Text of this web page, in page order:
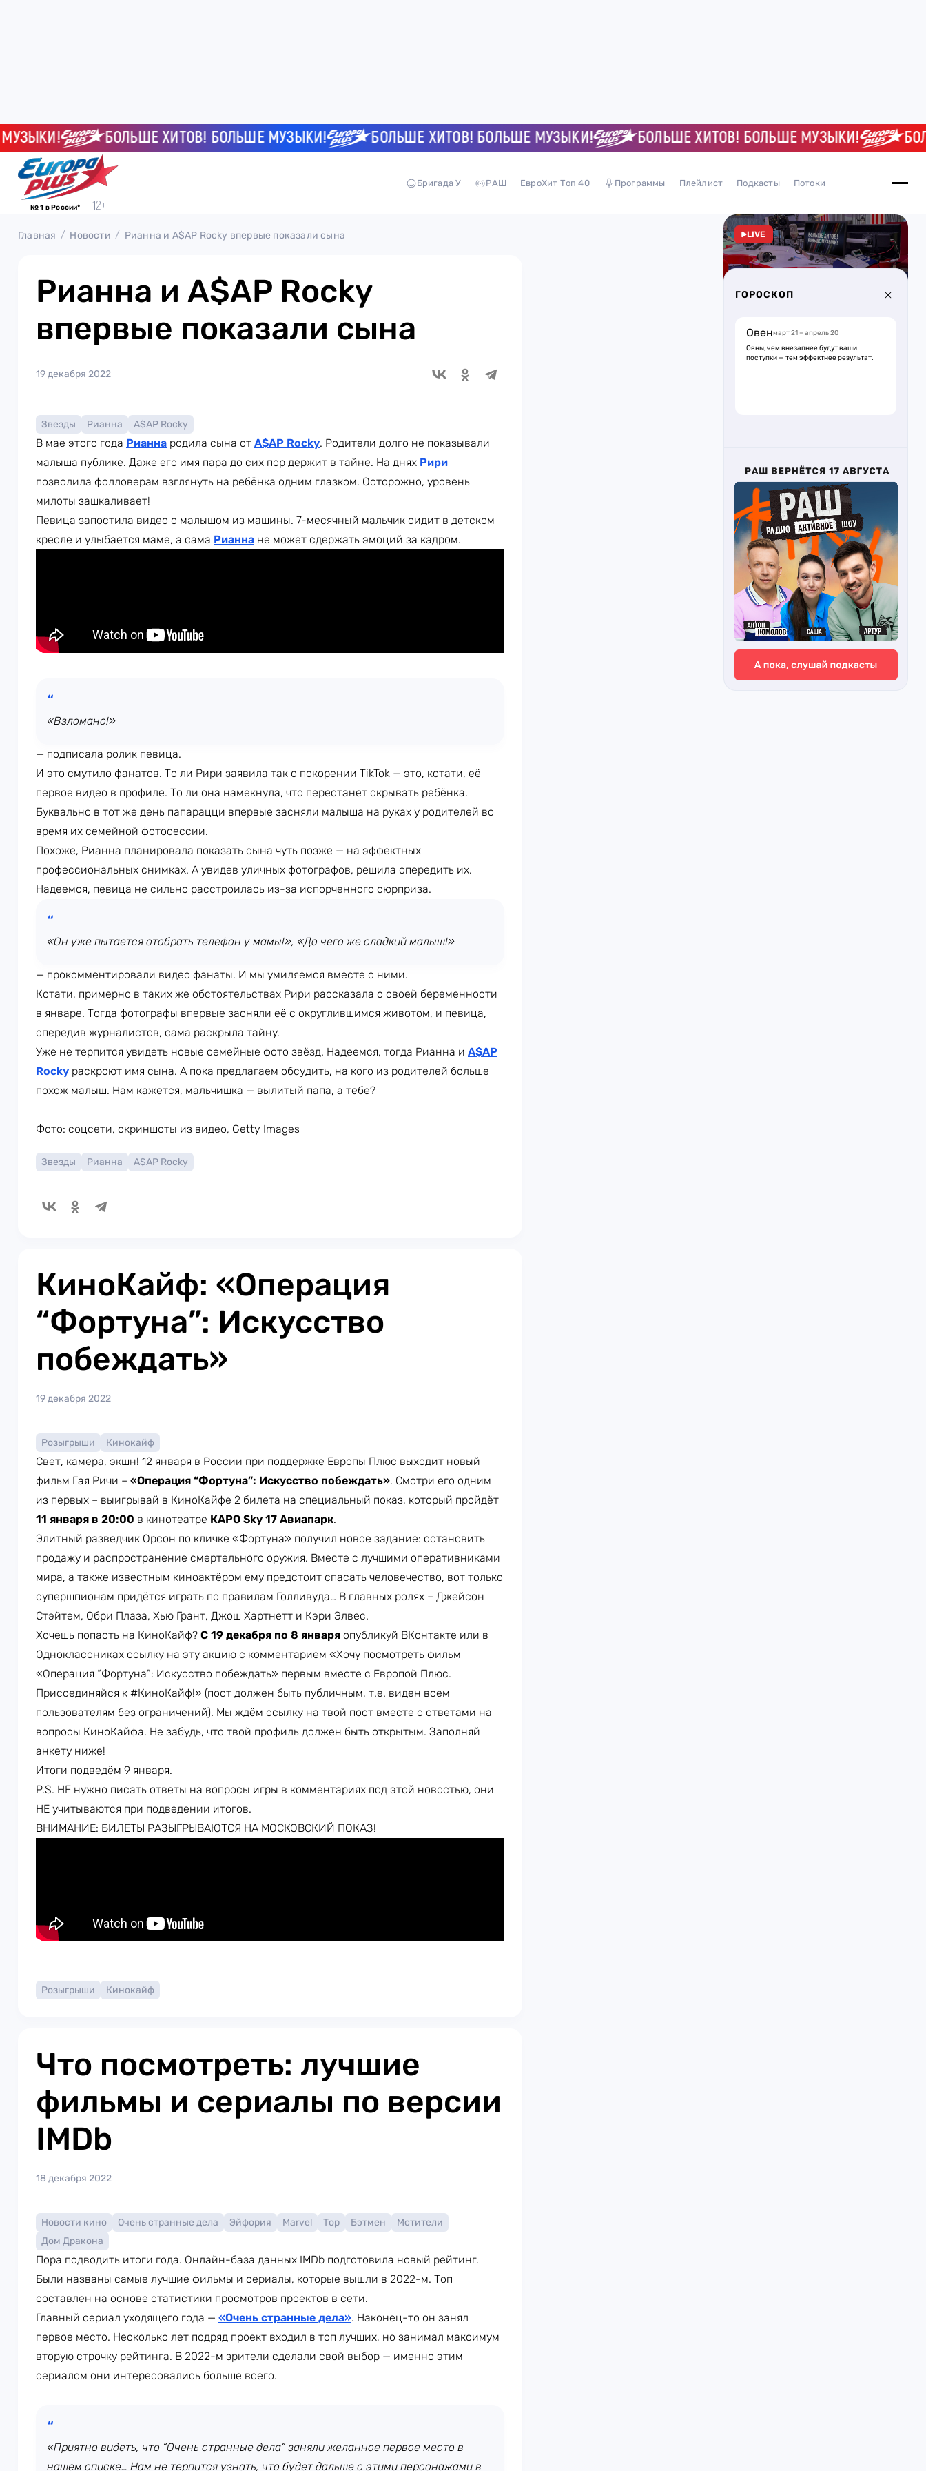
БОЛЬШЕ ХИТОВ! БОЛЬШЕ МУЗЫКИ! БОЛЬШЕ ХИТОВ! БОЛЬШЕ МУЗЫКИ! БОЛЬШЕ ХИТОВ! БОЛЬШЕ МУЗЫКИ!
№ 1 в России*
Бригада У РАШ ЕвроХит Топ 40 Программы Плейлист Подкасты Потоки
Главная Новости Рианна и A$AP Rocky впервые показали сына
Рианна и A$AP Rocky
впервые показали сына
19 декабря 2022
Звезды Рианна A$AP Rocky
В мае этого года Рианна родила сына от A$AP Rocky. Родители долго не показывали
малыша публике. Даже его имя пара до сих пор держит в тайне. На днях Рири
позволила фолловерам взглянуть на ребёнка одним глазком. Осторожно, уровень
милоты зашкаливает!
Певица запостила видео с малышом из машины. 7-месячный мальчик сидит в детском
кресле и улыбается маме, а сама Рианна не может сдержать эмоций за кадром.
«Взломано!»
— подписала ролик певица.
И это смутило фанатов. То ли Рири заявила так о покорении TikTok — это, кстати, её
первое видео в профиле. То ли она намекнула, что перестанет скрывать ребёнка.
Буквально в тот же день папарацци впервые засняли малыша на руках у родителей во
время их семейной фотосессии.
Похоже, Рианна планировала показать сына чуть позже — на эффектных
профессиональных снимках. А увидев уличных фотографов, решила опередить их.
Надеемся, певица не сильно расстроилась из-за испорченного сюрприза.
«Он уже пытается отобрать телефон у мамы!», «До чего же сладкий малыш!»
— прокомментировали видео фанаты. И мы умиляемся вместе с ними.
Кстати, примерно в таких же обстоятельствах Рири рассказала о своей беременности
в январе. Тогда фотографы впервые засняли её с округлившимся животом, и певица,
опередив журналистов, сама раскрыла тайну.
Уже не терпится увидеть новые семейные фото звёзд. Надеемся, тогда Рианна и A$AP
Rocky раскроют имя сына. А пока предлагаем обсудить, на кого из родителей больше
похож малыш. Нам кажется, мальчишка — вылитый папа, а тебе?
Фото: соцсети, скриншоты из видео, Getty Images
Звезды Рианна A$AP Rocky
КиноКайф: «Операция
“Фортуна”: Искусство
побеждать»
19 декабря 2022
Розыгрыши Кинокайф
Свет, камера, экшн! 12 января в России при поддержке Европы Плюс выходит новый
фильм Гая Ричи – «Операция “Фортуна”: Искусство побеждать». Смотри его одним
из первых – выигрывай в КиноКайфе 2 билета на специальный показ, который пройдёт
11 января в 20:00 в кинотеатре КАРО Sky 17 Авиапарк.
Элитный разведчик Орсон по кличке «Фортуна» получил новое задание: остановить
продажу и распространение смертельного оружия. Вместе с лучшими оперативниками
мира, а также известным киноактёром ему предстоит спасать человечество, вот только
супершпионам придётся играть по правилам Голливуда… В главных ролях – Джейсон
Стэйтем, Обри Плаза, Хью Грант, Джош Хартнетт и Кэри Элвес.
Хочешь попасть на КиноКайф? С 19 декабря по 8 января опубликуй ВКонтакте или в
Одноклассниках ссылку на эту акцию с комментарием «Хочу посмотреть фильм
«Операция “Фортуна”: Искусство побеждать» первым вместе с Европой Плюс.
Присоединяйся к #КиноКайф!» (пост должен быть публичным, т.е. виден всем
пользователям без ограничений). Мы ждём ссылку на твой пост вместе с ответами на
вопросы КиноКайфа. Не забудь, что твой профиль должен быть открытым. Заполняй
анкету ниже!
Итоги подведём 9 января.
P.S. НЕ нужно писать ответы на вопросы игры в комментариях под этой новостью, они
НЕ учитываются при подведении итогов.
ВНИМАНИЕ: БИЛЕТЫ РАЗЫГРЫВАЮТСЯ НА МОСКОВСКИЙ ПОКАЗ!
Розыгрыши Кинокайф
Что посмотреть: лучшие
фильмы и сериалы по версии
IMDb
18 декабря 2022
Новости кино Очень странные дела Эйфория Marvel Тор Бэтмен
Мстители
Дом Дракона
Пора подводить итоги года. Онлайн-база данных IMDb подготовила новый рейтинг.
Были названы самые лучшие фильмы и сериалы, которые вышли в 2022-м. Топ
составлен на основе статистики просмотров проектов в сети.
Главный сериал уходящего года — «Очень странные дела». Наконец-то он занял
первое место. Несколько лет подряд проект входил в топ лучших, но занимал максимум
вторую строчку рейтинга. В 2022-м зрители сделали свой выбор — именно этим
сериалом они интересовались больше всего.
«Приятно видеть, что “Очень странные дела” заняли желанное первое место в
нашем списке… Нам не терпится узнать, что будет дальше с этими персонажами в
LIVE
ГОРОСКОП
Овенмарт 21 – апрель 20
Овны, чем внезапнее будут ваши
поступки — тем эффектнее результат.